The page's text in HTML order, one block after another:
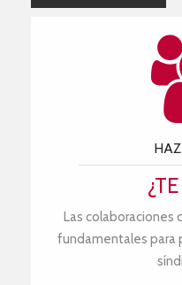
Las colaboraciones
fundamentales para